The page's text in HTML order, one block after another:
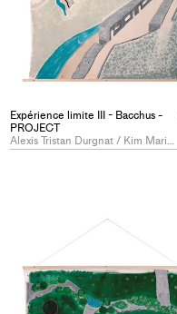
Expérience limite III - Bacchus -
PROJECT
Alexis Tristan Durgnat / Kim Marine Martinson